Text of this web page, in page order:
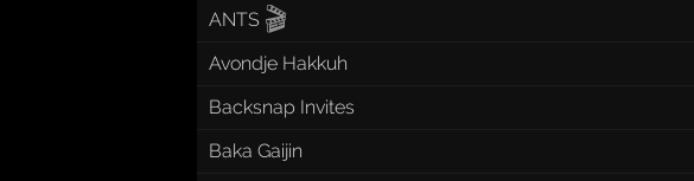
ANTS 🎬
Avondje Hakkuh
Backsnap Invites
Baka Gaijin